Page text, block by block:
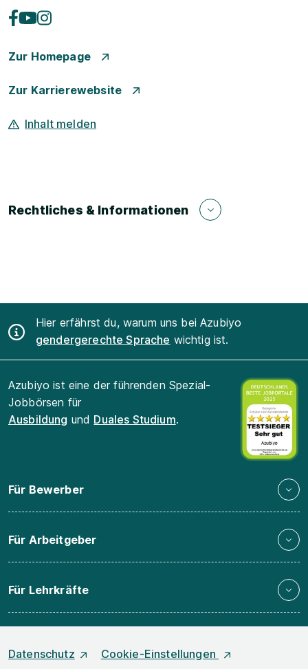
Zur Homepage
Zur Karrierewebsite
Inhalt melden
Rechtliches & Informationen
Hier erfährst du, warum uns bei Azubiyo
gendergerechte Sprache wichtig ist.
Azubiyo ist eine der führenden Spezial-
Jobbörsen für
Ausbildung und Duales Studium.
Für Bewerber
Für Arbeitgeber
Für Lehrkräfte
Datenschutz Cookie-Einstellungen